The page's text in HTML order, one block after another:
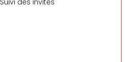
Suivi des invités